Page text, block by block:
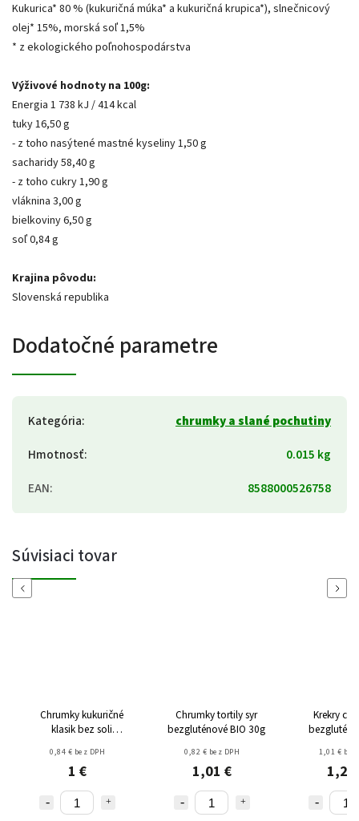
Kukurica* 80 % (kukuričná múka* a kukuričná krupica*), slnečnicový
olej* 15%, morská soľ 1,5%
* z ekologického poľnohospodárstva
Výživové hodnoty na 100g:
Energia 1 738 kJ / 414 kcal
tuky 16,50 g
- z toho nasýtené mastné kyseliny 1,50 g
sacharidy 58,40 g
- z toho cukry 1,90 g
vláknina 3,00 g
bielkoviny 6,50 g
soľ 0,84 g
Krajina pôvodu:
Slovenská republika
Dodatočné parametre
Kategória:
chrumky a slané pochutiny
Hmotnosť:
0.015 kg
EAN: 8588000526758
Súvisiaci tovar
Previous
Chrumky kukuričné
klasik bez soli
0,84 € bez DPH
1 €
Chrumky tortily syr
bezgluténové BIO 30g
0,82 € bez DPH
1,01 €
Krekry
1,01 € bez
1,24
Next